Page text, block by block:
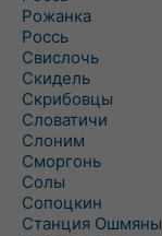
Рожанка
Россь
Свислочь
Скидель
Скрибовцы
Словатичи
Слоним
Сморгонь
Солы
Сопоцкин
Станция Ошмяны